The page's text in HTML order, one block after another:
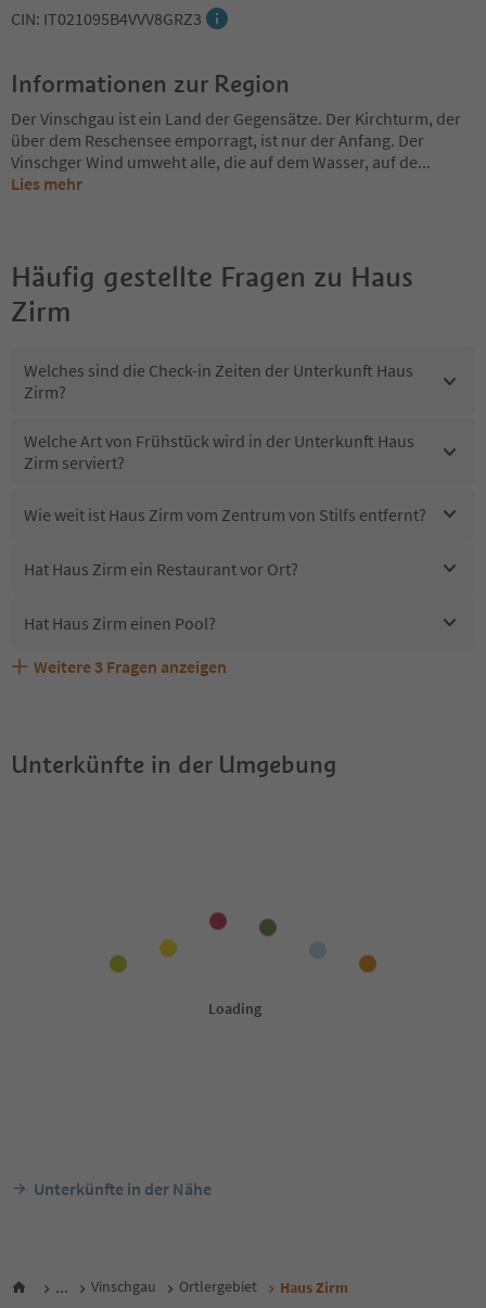
CIN: IT021095B4VVV8GRZ3
Informationen zur Region
Der Vinschgau ist ein Land der Gegensätze. Der Kirchturm, der
über dem Reschensee emporragt, ist nur der Anfang. Der
Vinschger Wind umweht alle, die auf dem Wasser, auf de...
Lies mehr
Häufig gestellte Fragen zu Haus
Zirm
Welches sind die Check-in Zeiten der Unterkunft Haus
Zirm?
Welche Art von Frühstück wird in der Unterkunft Haus
Zirm serviert?
Wie weit ist Haus Zirm vom Zentrum von Stilfs entfernt?
Hat Haus Zirm ein Restaurant vor Ort?
Hat Haus Zirm einen Pool?
Erhalten die Gäste von Haus Zirm einen Südtirol
Weitere 3 Fragen anzeigen
Unterkünfte in der Umgebung
Unterkünfte in der Nähe
... Vinschgau Ortlergebiet Haus Zirm